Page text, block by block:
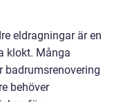
eldragningar är en
klokt. Många
badrumsrenovering
behöver